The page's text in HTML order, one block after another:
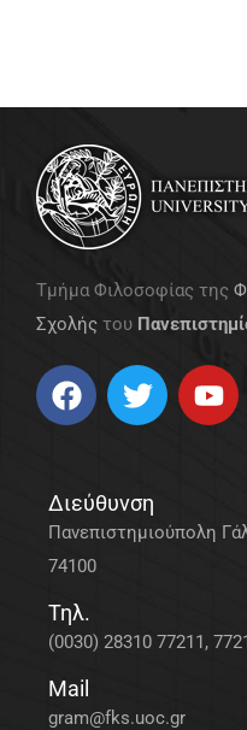
Τμήμα Φιλοσοφίας της
Σχολής του
Διεύθυνση
Πανεπιστημιούπολη
74100
Τηλ.
(0030) 28310 77211,
Mail
gram@fks.uoc.gr